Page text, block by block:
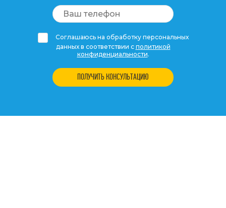
Соглашаюсь на обработку персональных
данных в соответствии с политикой
конфиденциальности.
ПОЛУЧИТЬ КОНСУЛЬТАЦИЮ